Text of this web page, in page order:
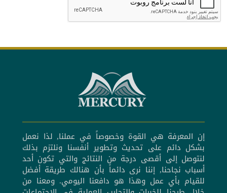
إن المعرفة هي القوة وخصوصاً في عملنا, لذا نعمل
بشكل دائم على تحديث وتطوير أنفسنا ونلتزم بذلك
لنتوصل إلى أقصى درجة من النتائج والتي تكون أحد
أسباب نجاحنا, إننا نرى دائماً بأن هنالك طريقة أفضل
للقيام بأي عمل وهذا هو دافعنا اليومي. ومعنا من